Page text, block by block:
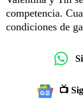
competencia.
condiciones de
📺